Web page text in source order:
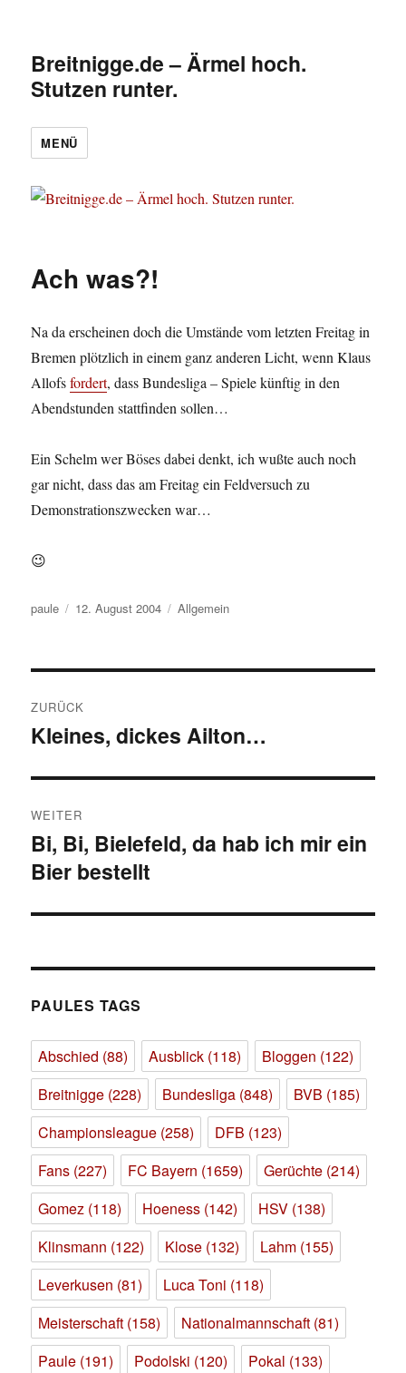
Breitnigge.de – Ärmel hoch.
Stutzen runter.
MENÜ
Ach was?!
Na da erscheinen doch die Umstände vom letzten Freitag in
Bremen plötzlich in einem ganz anderen Licht, wenn Klaus
Allofsfordert, dass Bundesliga – Spiele künftig in den
Abendstunden stattfinden sollen…
Ein Schelm wer Böses dabei denkt, ich wußte auch noch
gar nicht, dass das am Freitag ein Feldversuch zu
Demonstrationszwecken war…
😉
Autor
paule
Veröffentlicht
12. August 2004 Kategorien
Allgemein
ZURÜCK
Vorheriger
Kleines, dickes Ailton…
WEITER
Nächster
Beitrag:
Bi, Bi, Bielefeld, da hab ich mir ein
Bier bestellt
PAULES TAGS
Abschied (88) Ausblick (118) Bloggen (122)
Breitnigge (228) Bundesliga (848) BVB (185)
Championsleague (258) DFB (123)
Fans (227) FC Bayern (1659) Gerüchte (214)
Gomez (118) Hoeness (142) HSV (138)
Klinsmann (122) Klose (132) Lahm (155)
Leverkusen (81) Luca Toni (118)
Meisterschaft (158) Nationalmannschaft (81)
Paule (191) Podolski (120) Pokal (133)